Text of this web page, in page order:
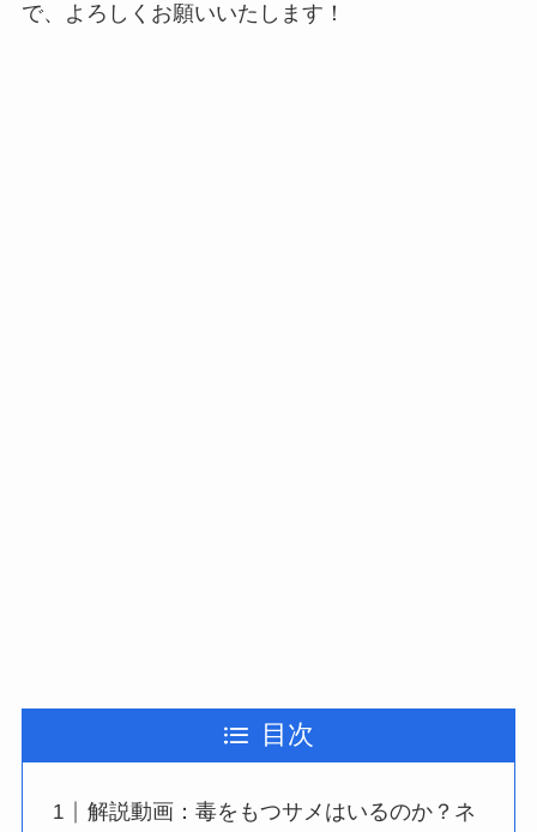
で、よろしくお願いいたします！
目次
解説動画：毒をもつサメはいるのか？ネ